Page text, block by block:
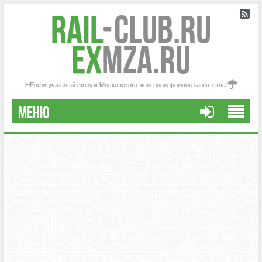
Rail-Club.RU
exMZA.RU
НЕофициальный форум Московского железнодорожного агентства
МЕНЮ
РЕГИСТРАЦИЯ